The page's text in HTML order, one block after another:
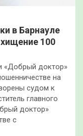
в Барнауле
100
«Добрый доктор»
на
судом к
главного
доктор»
с